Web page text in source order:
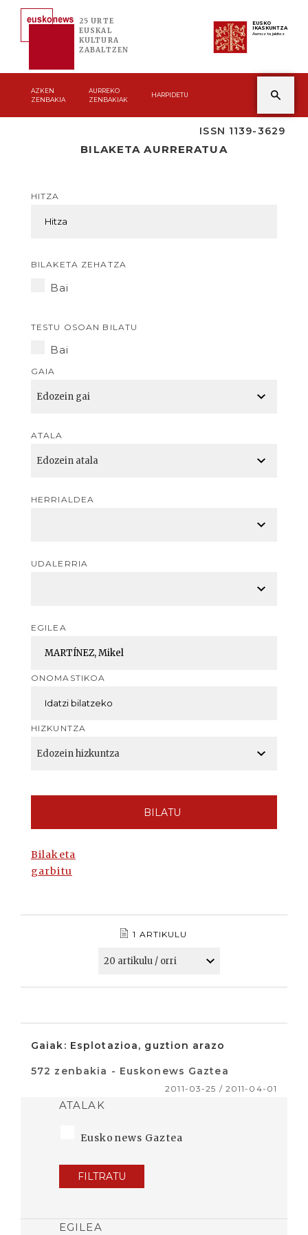
25 URTE
EUSKAL
KULTURA
ZABALTZEN
EUSKO
IKASKUNTZA
Asmoz ta jakitez
AZKEN
ZENBAKIA
AURREKO
ZENBAKIAK
HARPIDETU
ISSN 1139-3629
BILAKETA AURRERATUA
HITZA
BILAKETA ZEHATZA
Bai
TESTU OSOAN BILATU
Bai
GAIA
ATALA
HERRIALDEA
UDALERRIA
EGILEA
ONOMASTIKOA
HIZKUNTZA
BILATU
Bilaketa
garbitu
1 ARTIKULU
Gaiak: Esplotazioa, guztion arazo
572 zenbakia - Euskonews Gaztea
2011-03-25 / 2011-04-01
ATALAK
Euskonews Gaztea
FILTRATU
EGILEA